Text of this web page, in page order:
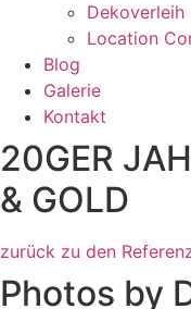
Dekoverleih
Location
Blog
Galerie
Kontakt
20GER
& GOLD
zurück zu den
Photos by